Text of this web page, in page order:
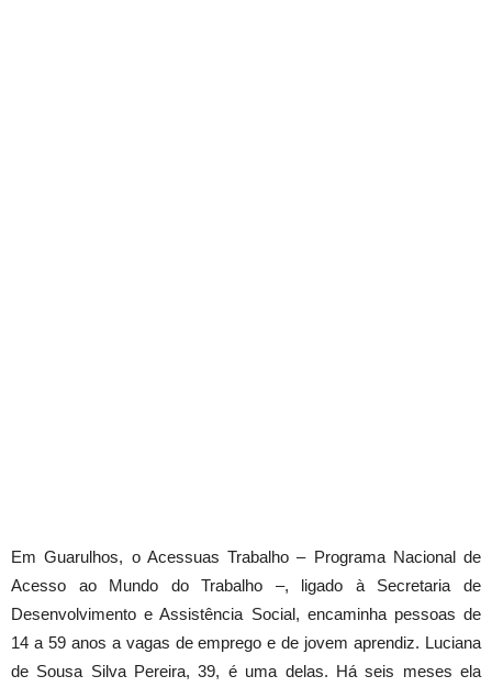
Em Guarulhos, o Acessuas Trabalho – Programa Nacional de
Acesso ao Mundo do Trabalho –, ligado à Secretaria de
Desenvolvimento e Assistência Social, encaminha pessoas de
14 a 59 anos a vagas de emprego e de jovem aprendiz. Luciana
de Sousa Silva Pereira, 39, é uma delas. Há seis meses ela